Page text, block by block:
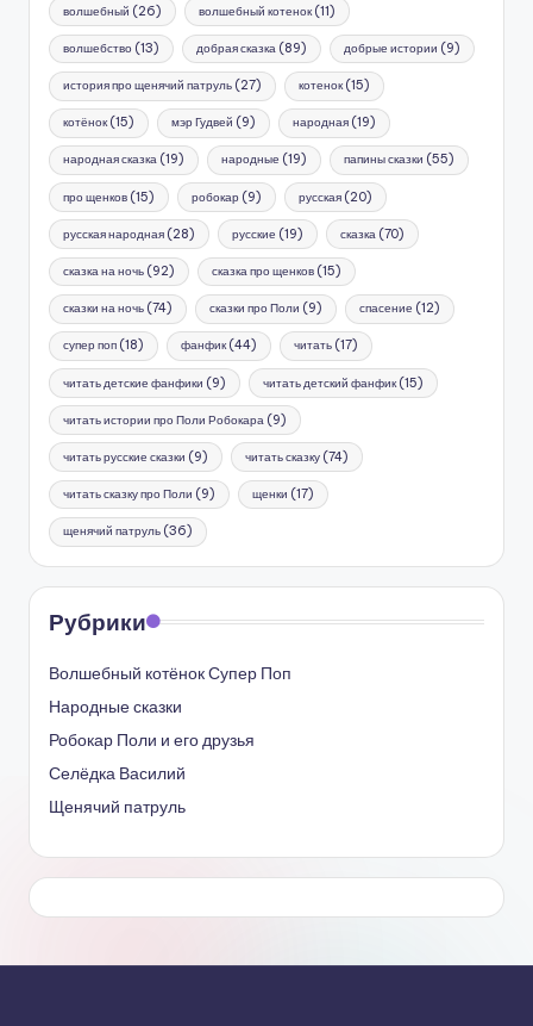
волшебный (26) волшебный котенок(11)
волшебство (13) добрая сказка(89) добрые истории (9)
история про щенячий патруль (27) котенок(15)
котёнок(15) мэр Гудвей (9) народная(19)
народная сказка (19) народные (19) папины сказки (55)
про щенков (15) робокар (9) русская(20)
русская народная (28) русские (19) сказка(70)
сказка на ночь (92) сказка про щенков(15)
сказки на ночь (74) сказки про Поли (9) спасение (12)
супер поп (18) фанфик(44) читать(17)
читать детские фанфики (9) читать детский фанфик(15)
читать истории про Поли Робокара (9)
читать русские сказки (9) читать сказку(74)
читать сказку про Поли (9) щенки (17)
щенячий патруль (36)
Рубрики
Волшебный котёнок Супер Поп
Народные сказки
Робокар Поли и его друзья
Селёдка Василий
Щенячий патруль